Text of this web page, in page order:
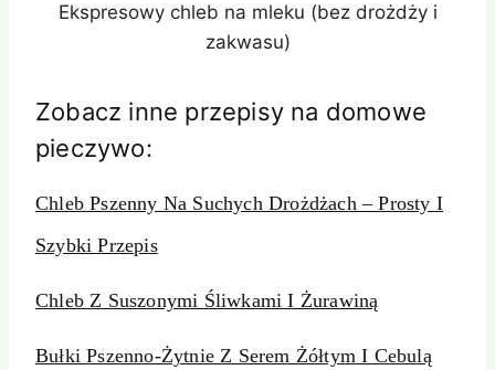
Ekspresowy chleb na mleku (bez drożdży i
zakwasu)
Zobacz inne przepisy na domowe
pieczywo:
Chleb Pszenny Na Suchych Drożdżach – Prosty I
Szybki Przepis
Chleb Z Suszonymi Śliwkami I Żurawiną
Bułki Pszenno-Żytnie Z Serem Żółtym I Cebulą